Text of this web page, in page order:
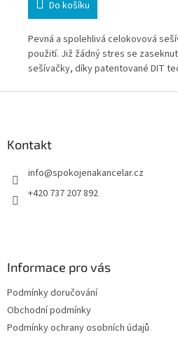
Do košíku
Pevná a spolehlivá celokovová
použití. Již žádný stres se
sešívačky, díky patentované DIT
Kontakt
info@spokojenakancelar.cz
+420 737 207 892
Informace pro vás
Podmínky doručování
Obchodní podmínky
Podmínky ochrany osobních údajů